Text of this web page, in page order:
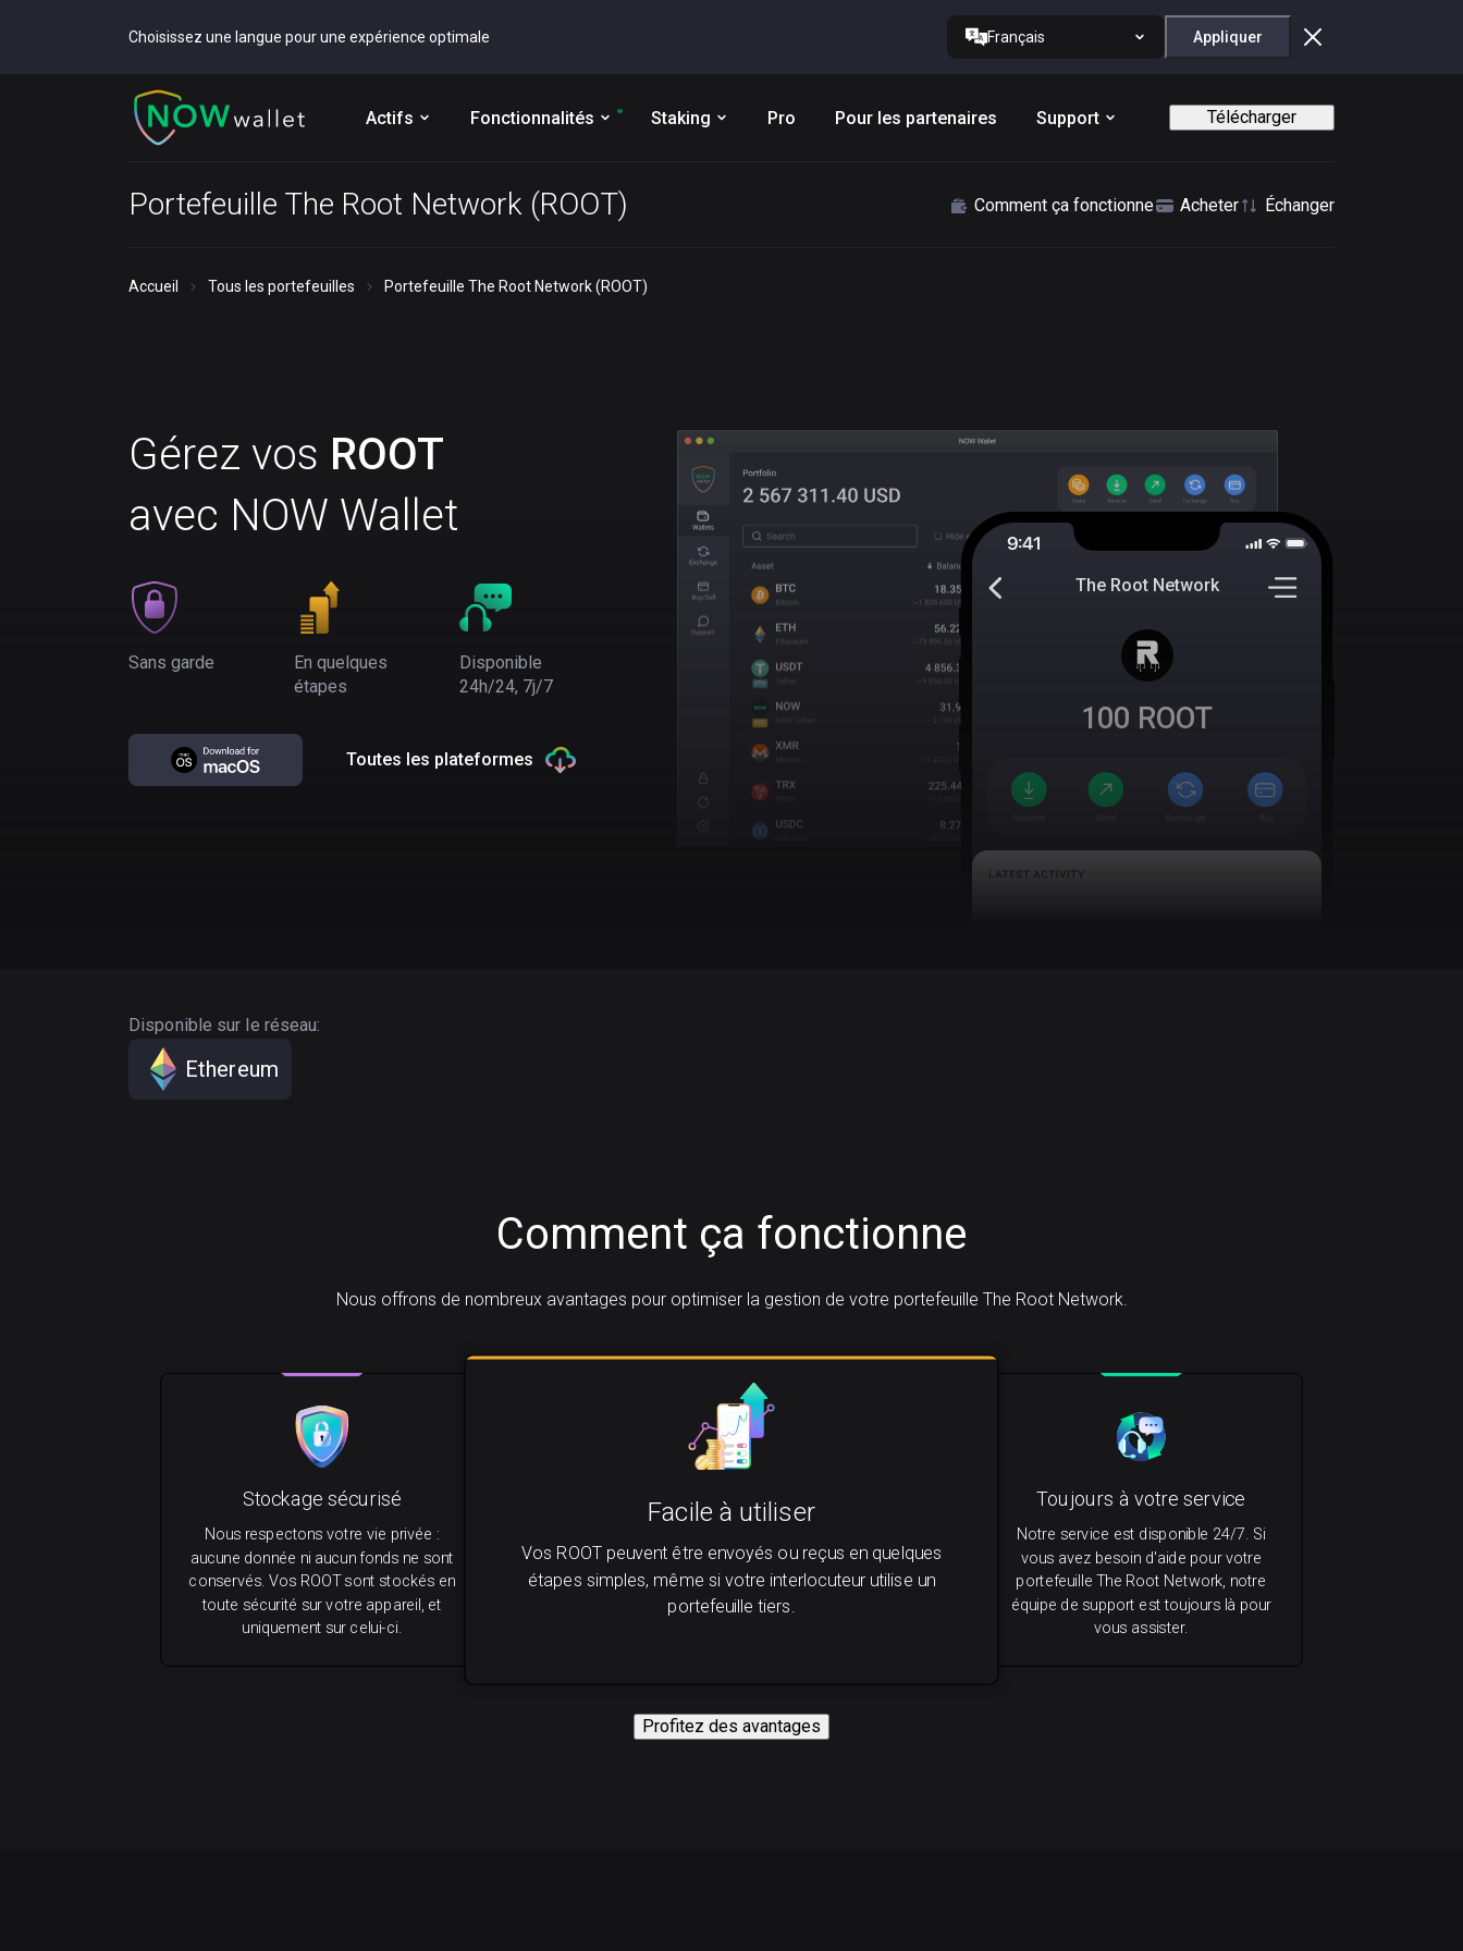
Choisissez une langue pour une expérience optimale Français Appliquer
Actifs Fonctionnalités Staking Pro Pour les partenaires Support Télécharger
Portefeuille The Root Network (ROOT) Comment ça fonctionne Acheter Échanger
Accueil Tous les portefeuilles Portefeuille The Root Network (ROOT)
Gérez vos ROOT
avec NOW Wallet
Sans garde
En quelques
étapes
Disponible
24h/24, 7j/7
Toutes les plateformes
The Root Network
100 ROOT
Disponible sur le réseau:
Ethereum
Comment ça fonctionne
Nous offrons de nombreux avantages pour optimiser la gestion de votre portefeuille The Root Network.
Facile à utiliser
Vos ROOT peuvent être envoyés ou reçus en quelques
étapes simples, même si votre interlocuteur utilise un
portefeuille tiers.
Toujours à votre service
Notre service est disponible 24/7. Si
vous avez besoin d'aide pour votre
portefeuille The Root Network, notre
équipe de support est toujours là pour
vous assister.
Stockage sécurisé
Nous respectons votre vie privée :
aucune donnée ni aucun fonds ne sont
conservés. Vos ROOT sont stockés en
toute sécurité sur votre appareil, et
uniquement sur celui-ci.
Profitez des avantages